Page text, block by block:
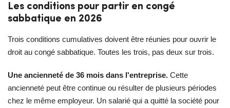
Les conditions pour partir en congé
sabbatique en 2026
Trois conditions cumulatives doivent être réunies pour ouvrir le
droit au congé sabbatique. Toutes les trois, pas deux sur trois.
Une ancienneté de 36 mois dans l'entreprise. Cette
ancienneté peut être continue ou résulter de plusieurs périodes
chez le même employeur. Un salarié qui a quitté la société pour